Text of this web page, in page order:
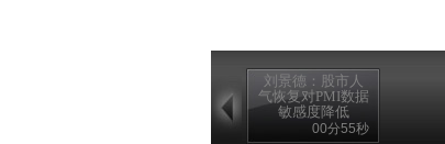
刘景德：股市人
气恢复对PMI数据
敏感度降低
00分55秒